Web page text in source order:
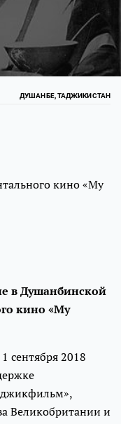
ДУШАНБЕ, ТАДЖИКИСТАН
кино «My
в Душанбинской
кино «My
сентября 2018
Великобритании и